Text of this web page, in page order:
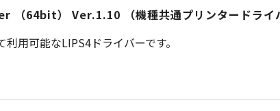
64bit） Ver.1.10 （機種共通プリンタードライバ
用可能なLIPS4ドライバーです。